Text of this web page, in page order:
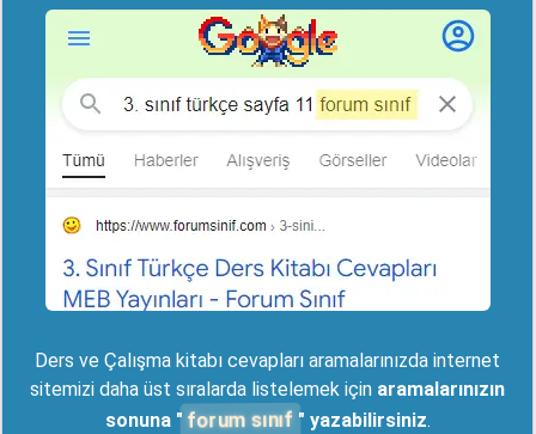
Ders ve Çalışma kitabı cevapları aramalarınızda internet
sitemizi daha üst sıralarda listelemek için aramalarınızın
sonuna " forum sınıf " yazabilirsiniz.